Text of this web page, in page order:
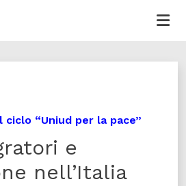
“Uniud per la pace”
e
nell’Italia